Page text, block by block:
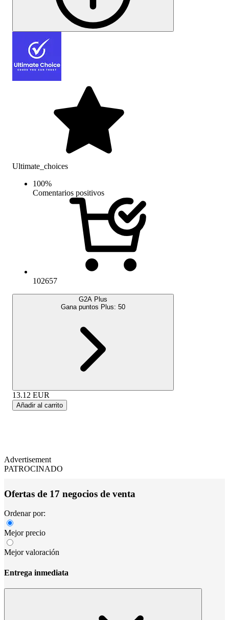
Ultimate_choices
100%
Comentarios positivos
102657
G2A Plus
Gana puntos Plus: 50
13.12 EUR
Añadir al carrito
Advertisement
PATROCINADO
Ofertas de 17 negocios de venta
Ordenar por:
Mejor precio
Mejor valoración
Entrega inmediata